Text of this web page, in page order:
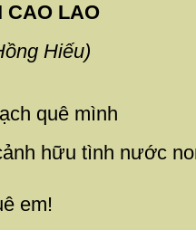
CAO LAO
Hiếu)
quê mình
hữu tình nước
em!